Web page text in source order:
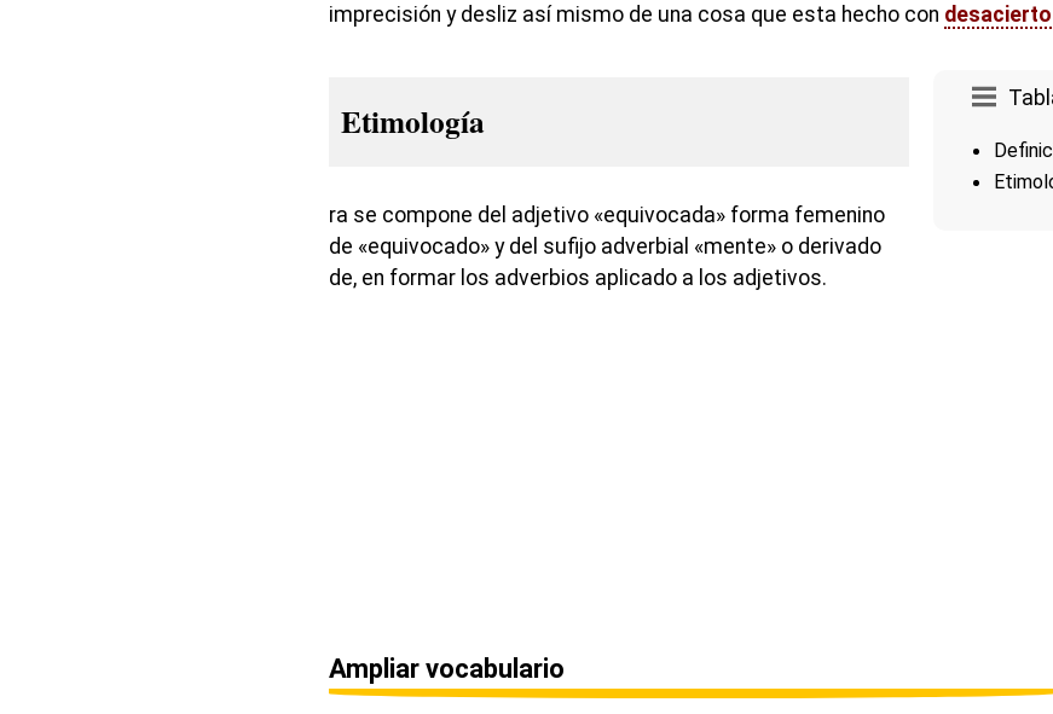
imprecisión y desliz así mismo de una cosa que esta hecho con desacierto
Etimología
ra se compone del adjetivo «equivocada» forma femenino
de «equivocado» y del sufijo adverbial «mente» o derivado
de, en formar los adverbios aplicado a los adjetivos.
Ampliar vocabulario